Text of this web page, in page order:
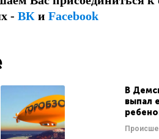
- ВК и Facebook
В
выпал